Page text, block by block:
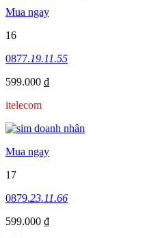
Mua ngay
16
0877.19.11.55
599.000 ₫
itelecom
Mua ngay
17
0879.23.11.66
599.000 ₫